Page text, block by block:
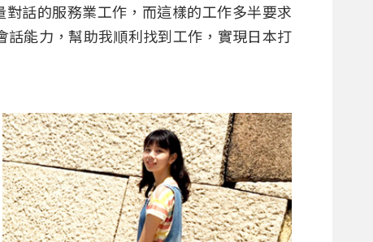
話的服務業工作，而這樣的工作多半要求
能力，幫助我順利找到工作，實現日本打